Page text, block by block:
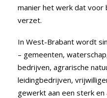
manier het werk dat
verzet.
In West-Brabant wordt
– gemeenten,
bedrijven, agrarische
leidingbedrijven,
gewerkt aan een sterk